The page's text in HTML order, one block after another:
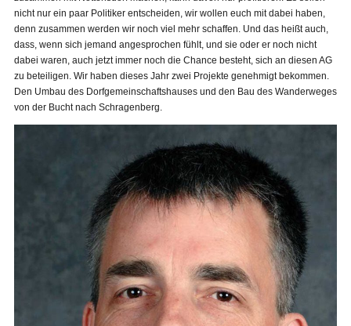
nicht nur ein paar Politiker entscheiden, wir wollen euch mit dabei haben,
denn zusammen werden wir noch viel mehr schaffen. Und das heißt auch,
dass, wenn sich jemand angesprochen fühlt, und sie oder er noch nicht
dabei waren, auch jetzt immer noch die Chance besteht, sich an diesen AG
zu beteiligen. Wir haben dieses Jahr zwei Projekte genehmigt bekommen.
Den Umbau des Dorfgemeinschaftshauses und den Bau des Wanderweges
von der Bucht nach Schragenberg.